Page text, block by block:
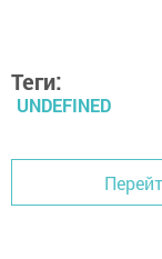
Теги:
UNDEFINED